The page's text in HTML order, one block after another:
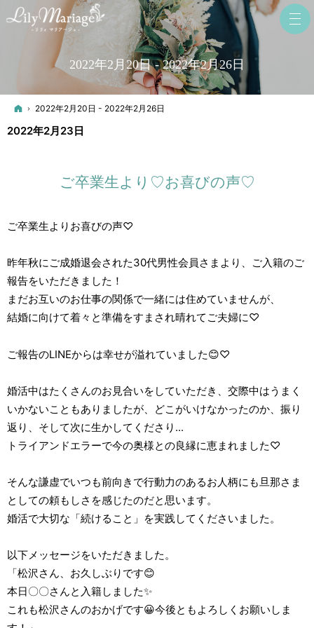
2022年2月20日 - 2022年2月26日
ホーム
2022年2月20日 - 2022年2月26日
2022年2月23日
ご卒業生より♡お喜びの声♡
ご卒業生よりお喜びの声♡
昨年秋にご成婚退会された30代男性会員さまより、ご入籍のご
報告をいただきました！
まだお互いのお仕事の関係で一緒には住めていませんが、
結婚に向けて着々と準備をすまされ晴れてご夫婦に♡
ご報告のLINEからは幸せが溢れていました😊♡
婚活中はたくさんのお見合いをしていただき、交際中はうまく
いかないこともありましたが、どこがいけなかったのか、振り
返り、そして次に生かしてくださり...
トライアンドエラーで今の奥様との良縁に恵まれました♡
そんな謙虚でいつも前向きで行動力のあるお人柄にも旦那さま
としての頼もしさを感じたのだと思います。
婚活で大切な「続けること」を実践してくださいました。
以下メッセージをいただきました。
「松沢さん、お久しぶりです😊
本日〇〇さんと入籍しました✨
これも松沢さんのおかげです😀今後ともよろしくお願いしま